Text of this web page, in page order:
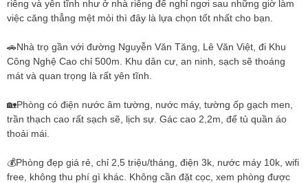
riêng và yên tĩnh như ở nhà riêng để nghỉ ngơi sau những giờ làm
việc căng thẳng mệt mỏi thì đây là lựa chọn tốt nhất cho bạn.
🚗Nhà trọ gần với đường Nguyễn Văn Tăng, Lê Văn Việt, đi Khu
Công Nghệ Cao chỉ 500m. Khu dân cư, an ninh, sạch sẽ thoáng
mát và quan trọng là rất yên tĩnh.
🏡Phòng có điện nước âm tường, nước máy, tường ốp gạch men,
trần thạch cao rất sạch sẽ, lịch sự. Gác cao 2,2m, để tủ quần áo
thoải mái.
💰Phòng đẹp giá rẻ, chỉ 2,5 triệu/tháng, điện 3k, nước máy 10k, wifi
free, không thu phí gì khác. Không cần đặt cọc, xem phòng được